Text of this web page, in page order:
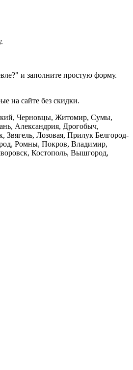
и заполните простую форму.
на сайте без скидки.
Черновцы, Житомир, Сумы,
Александрия, Дрогобыч,
Лозовая, Прилук Белгород-
Ромны, Покров, Владимир,
Костополь, Вышгород,